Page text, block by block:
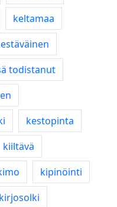
keltamaa
todistanut
kestopinta
kiiltävä
kipinöinti
kirjosolki